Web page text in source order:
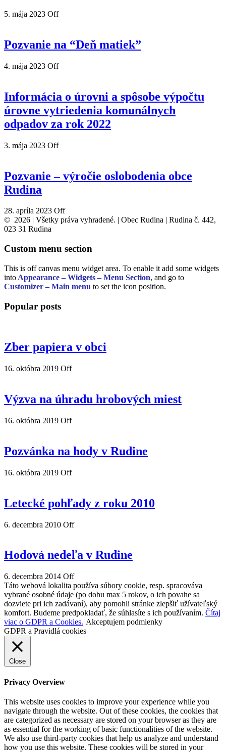
5. mája 2023 Off
Pozvanie na “Deň matiek”
4. mája 2023 Off
Informácia o úrovni a spôsobe výpočtu
úrovne vytriedenia komunálnych
odpadov za rok 2022
3. mája 2023 Off
Pozvanie – výročie oslobodenia obce
Rudina
28. apríla 2023 Off
© 2026 | Všetky práva vyhradené. | Obec Rudina | Rudina č. 442,
023 31 Rudina
Custom menu section
This is off canvas menu widget area. To enable it add some widgets
into Appearance – Widgets – Menu Section, and go to
Customizer – Main menu to set the icon position.
Popular posts
Zber papiera v obci
16. októbra 2019 Off
Výzva na úhradu hrobových miest
16. októbra 2019 Off
Pozvánka na hody v Rudine
16. októbra 2019 Off
Letecké pohľady z roku 2010
6. decembra 2010 Off
Hodová nedeľa v Rudine
6. decembra 2014 Off
Táto webová lokalita používa súbory cookie, resp. spracováva
vybrané osobné údaje (po dobu max 5 rokov, o ich povahe sa
dozviete pri ich zadávaní), aby pomohli stránke zlepšiť užívateľský
komfort. Budeme predpokladať, že súhlasíte s ich používaním. Čítaj
viac o GDPR a Cookies. Akceptujem podmienky
GDPR a Pravidlá cookies
Close
Privacy Overview
This website uses cookies to improve your experience while you
navigate through the website. Out of these cookies, the cookies that
are categorized as necessary are stored on your browser as they are
as essential for the working of basic functionalities of the website.
We also use third-party cookies that help us analyze and understand
how you use this website. These cookies will be stored in your